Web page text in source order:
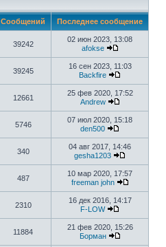
Сообщений Последнее сообщение
39242
02 июн 2023, 13:08
afokse
39245
16 сен 2023, 11:03
Backfire
12661
25 фев 2020, 17:52
Аndrew
5746
07 июл 2020, 15:18
den500
340
04 авг 2017, 14:46
gesha1203
487
10 мар 2020, 17:57
freeman john
2310
16 дек 2016, 14:17
F-LOW
11884
21 фев 2020, 15:26
Борман